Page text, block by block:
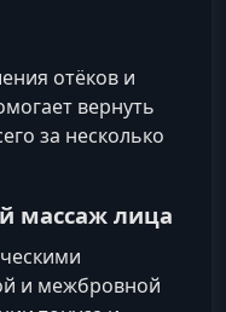
отёков и
вернуть
за несколько
массаж лица
и межбровной